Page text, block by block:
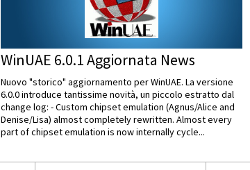
WinUAE 6.0.1 Aggiornata News
Nuovo "storico" aggiornamento per WinUAE. La versione
6.0.0 introduce tantissime novità, un piccolo estratto dal
change log: - Custom chipset emulation (Agnus/Alice and
Denise/Lisa) almost completely rewritten. Almost every
part of chipset emulation is now internally cycle...